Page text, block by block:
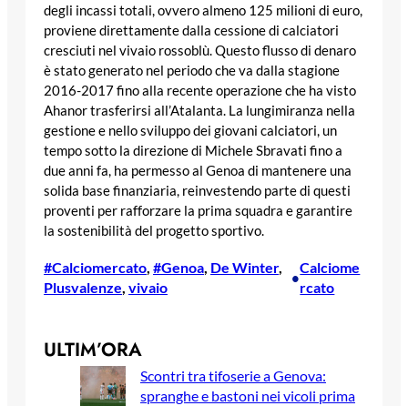
degli incassi totali, ovvero almeno 125 milioni di euro,
proviene direttamente dalla cessione di calciatori
cresciuti nel vivaio rossoblù. Questo flusso di denaro
è stato generato nel periodo che va dalla stagione
2016-2017 fino alla recente operazione che ha visto
Ahanor trasferirsi all’Atalanta. La lungimiranza nella
gestione e nello sviluppo dei giovani calciatori, un
tempo sotto la direzione di Michele Sbravati fino a
due anni fa, ha permesso al Genoa di mantenere una
solida base finanziaria, reinvestendo parte di questi
proventi per rafforzare la prima squadra e garantire
la sostenibilità del progetto sportivo.
#Calciomercato, #Genoa, De Winter
Plusvalenze, vivaio
•
Calciome
rcato
ULTIM’ORA
Scontri tra tifoserie a Genova:
spranghe e bastoni nei vicoli prima